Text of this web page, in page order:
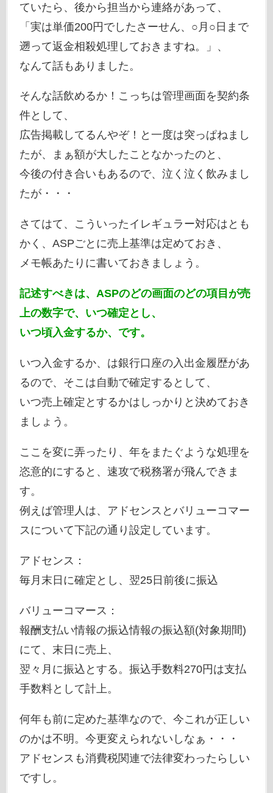
ていたら、後から担当から連絡があって、
「実は単価200円でしたさーせん、○月○日まで
遡って返金相殺処理しておきますね。」、
なんて話もありました。
そんな話飲めるか！こっちは管理画面を契約条
件として、
広告掲載してるんやぞ！と一度は突っぱねまし
たが、まぁ額が大したことなかったのと、
今後の付き合いもあるので、泣く泣く飲みまし
たが・・・
さてはて、こういったイレギュラー対応はとも
かく、ASPごとに売上基準は定めておき、
メモ帳あたりに書いておきましょう。
記述すべきは、ASPのどの画面のどの項目が売
上の数字で、いつ確定とし、
いつ頃入金するか、です。
いつ入金するか、は銀行口座の入出金履歴があ
るので、そこは自動で確定するとして、
いつ売上確定とするかはしっかりと決めておき
ましょう。
ここを変に弄ったり、年をまたぐような処理を
恣意的にすると、速攻で税務署が飛んできま
す。
例えば管理人は、アドセンスとバリューコマー
スについて下記の通り設定しています。
アドセンス：
毎月末日に確定とし、翌25日前後に振込
バリューコマース：
報酬支払い情報の振込情報の振込額(対象期間)
にて、末日に売上、
翌々月に振込とする。振込手数料270円は支払
手数料として計上。
何年も前に定めた基準なので、今これが正しい
のかは不明。今更変えられないしなぁ・・・
アドセンスも消費税関連で法律変わったらしい
ですし。